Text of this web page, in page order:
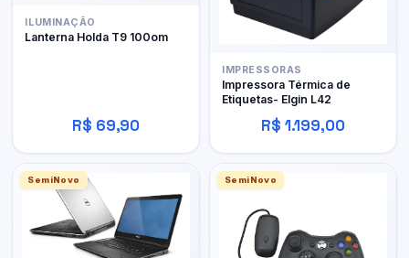
ILUMINAÇÃO
Lanterna Holda T9 100om
R$ 69,90
IMPRESSORAS
Impressora Térmica de
Etiquetas- Elgin L42
R$ 1.199,00
SemiNovo SemiNovo